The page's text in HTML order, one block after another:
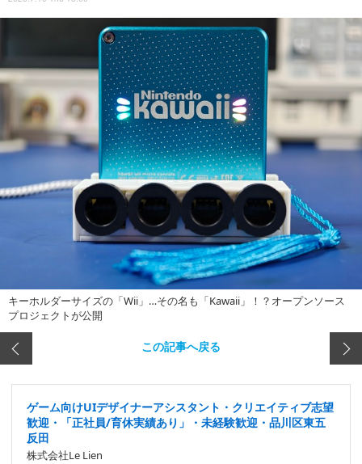
キーホルダーサイズの「Wii」…その名も「Kawaii」！？オープンソース
プロジェクトが公開
この記事へ戻る
ゲーム向けUIデザイナーアシスタント・クリエイティブ志望
歓迎・「正社員/育休実績あり」・未経験歓迎・品川区東五
反田
株式会社Le Lien